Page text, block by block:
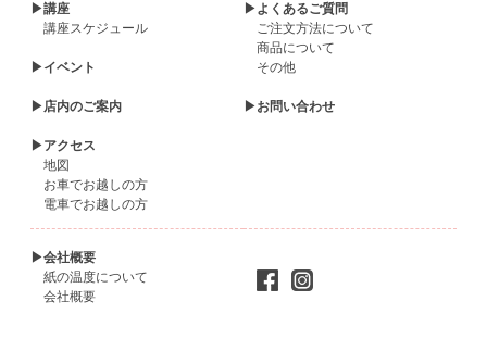
▶講座
講座スケジュール
▶イベント
▶店内のご案内
▶アクセス
地図
お車でお越しの方
電車でお越しの方
▶よくあるご質問
ご注文方法について
商品について
その他
▶お問い合わせ
▶会社概要
紙の温度について
会社概要